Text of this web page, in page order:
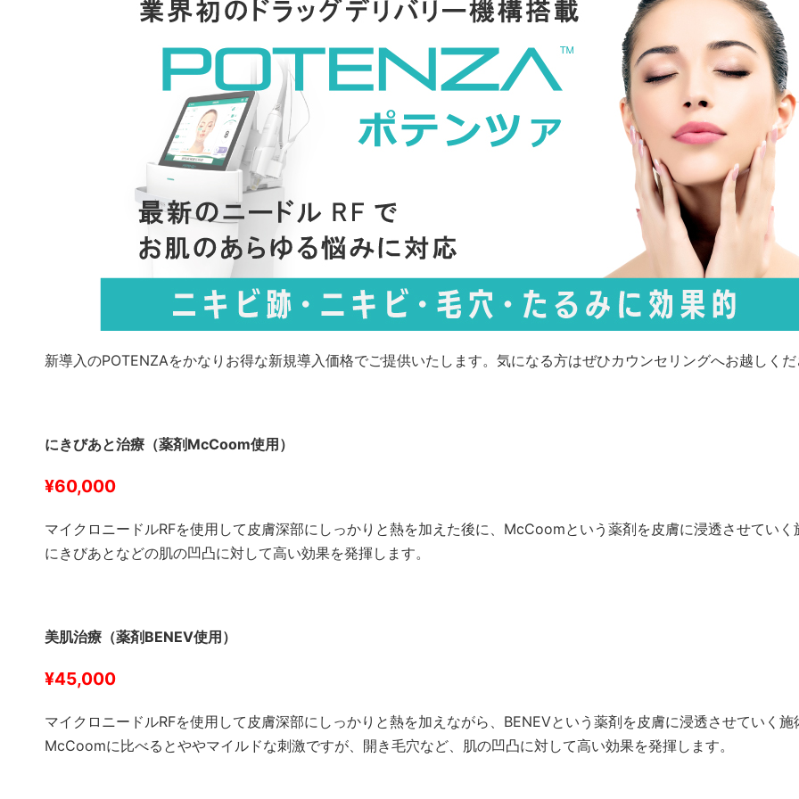
新導入のPOTENZAをかなりお得な新規導入価格でご提供いたします。気になる方はぜひカウンセリングへお越しく
にきびあと治療（薬剤McCoom使用）
¥60,000
マイクロニードルRFを使用して皮膚深部にしっかりと熱を加えた後に、McCoomという薬剤を皮膚に浸透させていく
にきびあとなどの肌の凹凸に対して高い効果を発揮します。
美肌治療（薬剤BENEV使用）
¥45,000
マイクロニードルRFを使用して皮膚深部にしっかりと熱を加えながら、BENEVという薬剤を皮膚に浸透させていく施
McCoomに比べるとややマイルドな刺激ですが、開き毛穴など、肌の凹凸に対して高い効果を発揮します。